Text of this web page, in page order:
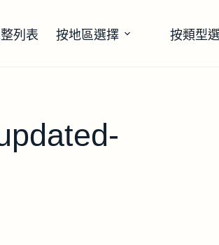
列表 按地區選擇 按類型